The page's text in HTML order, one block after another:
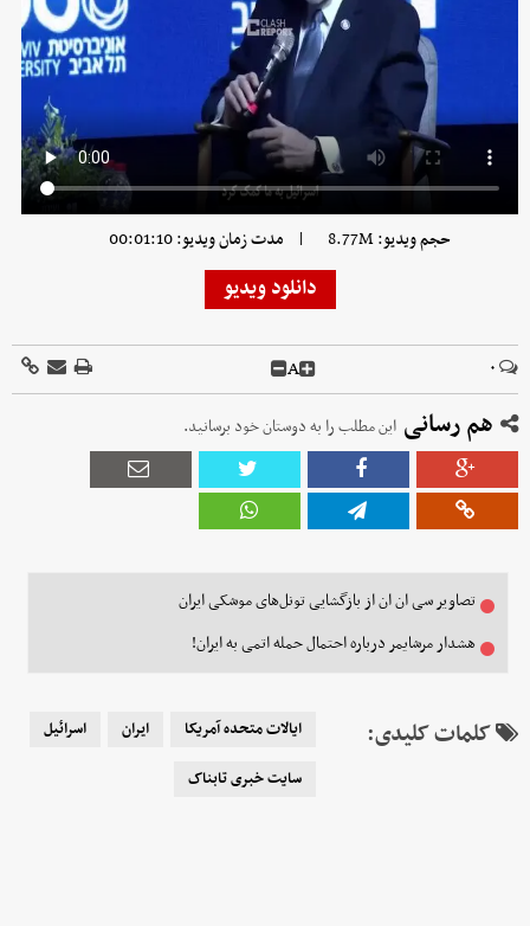
حجم ویدیو: 8.77M | مدت زمان ویدیو: 00:01:10
دانلود ویدیو
۰ A
هم رسانی این مطلب را به دوستان خود برسانید.
تصاویر سی ان ان از بازگشایی تونل‌های موشکی ایران
هشدار مرشایمر درباره احتمال حمله اتمی به ایران!
کلمات کلیدی: ایالات متحده آمریکا ایران
اسرائیل
سایت خبری تابناک